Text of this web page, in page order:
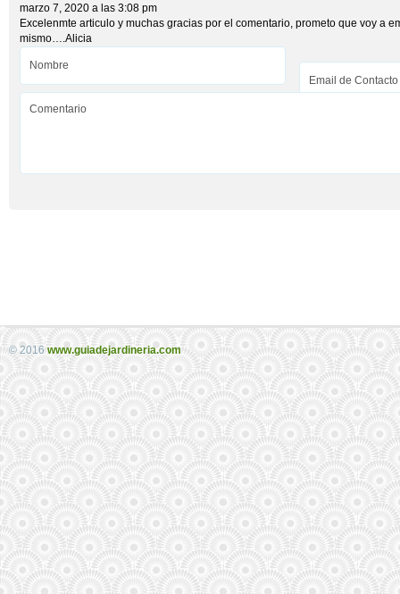
marzo 7, 2020 a las 3:08 pm
Excelenmte articulo y muchas gracias por el comentario, prometo que voy a
mismo….Alicia
© 2016 www.guiadejardineria.com